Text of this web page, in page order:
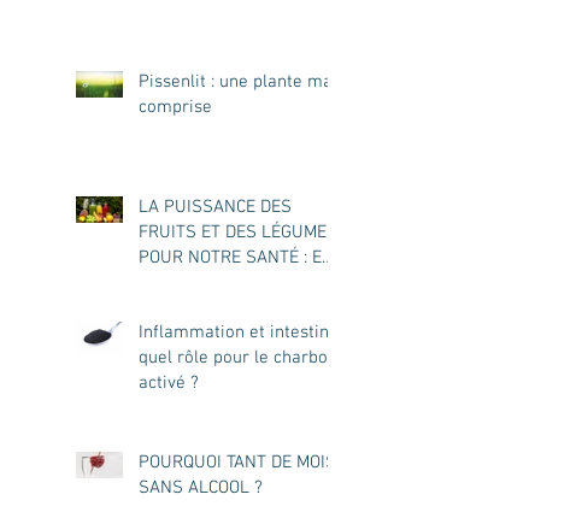
Pissenlit : une plante mal
comprise
LA PUISSANCE DES
FRUITS ET DES LÉGUMES
POUR NOTRE SANTÉ : EN
Inflammation et intestin :
quel rôle pour le charbon
activé ?
POURQUOI TANT DE MOIS
SANS ALCOOL ?